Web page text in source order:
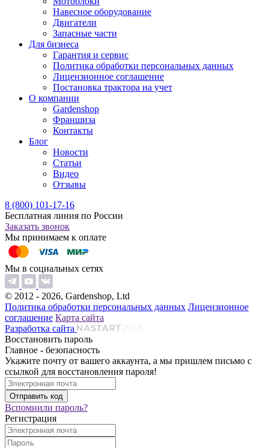
Навесное оборудование
Двигатели
Запасные части
Для бизнеса
Гарантия и сервис
Политика обработки персональных данных
Лицензионное соглашение
Постановка трактора на учет
О компании
Gardenshop
Франшиза
Контакты
Блог
Новости
Статьи
Видео
Отзывы
8 (800) 101-17-16
Бесплатная линия по России
Заказать звонок
Мы принимаем к оплате
Мы в социальных сетях
© 2012 - 2026, Gardenshop, Ltd
Политика обработки персональных данных Лицензионное
соглашение Карта сайта
Разработка сайта
Восстановить пароль
Главное - безопасность
Укажите почту от вашего аккаунта, а мы пришлем письмо с
ссылкой для восстановления пароля!
Вспомнили пароль?
Регистрация